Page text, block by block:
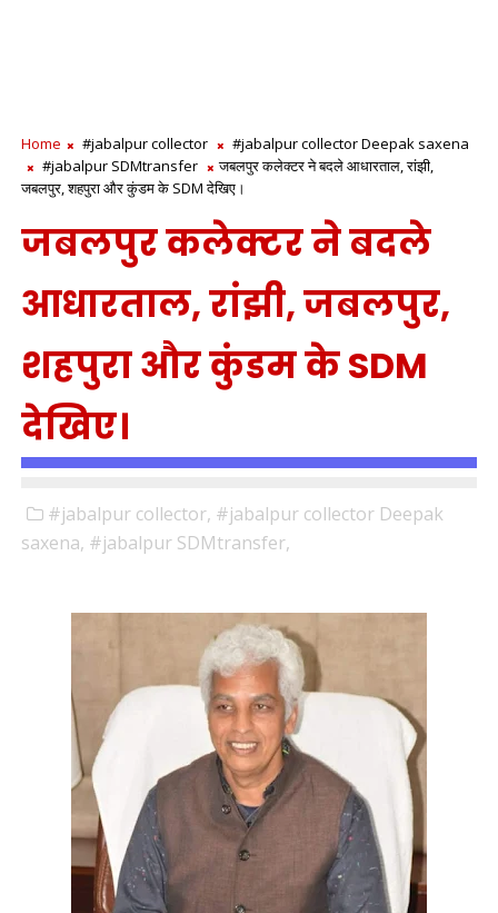
Home #jabalpur collector
#jabalpur collector Deepak saxena
#jabalpur SDMtransfer
जबलपुर कलेक्टर ने बदले आधारताल, रांझी,
जबलपुर, शहपुरा और कुंडम के SDM देखिए।
जबलपुर कलेक्टर ने बदले
आधारताल, रांझी, जबलपुर,
शहपुरा और कुंडम के SDM
देखिए।
#jabalpur collector, #jabalpur collector Deepak
saxena, #jabalpur SDMtransfer,